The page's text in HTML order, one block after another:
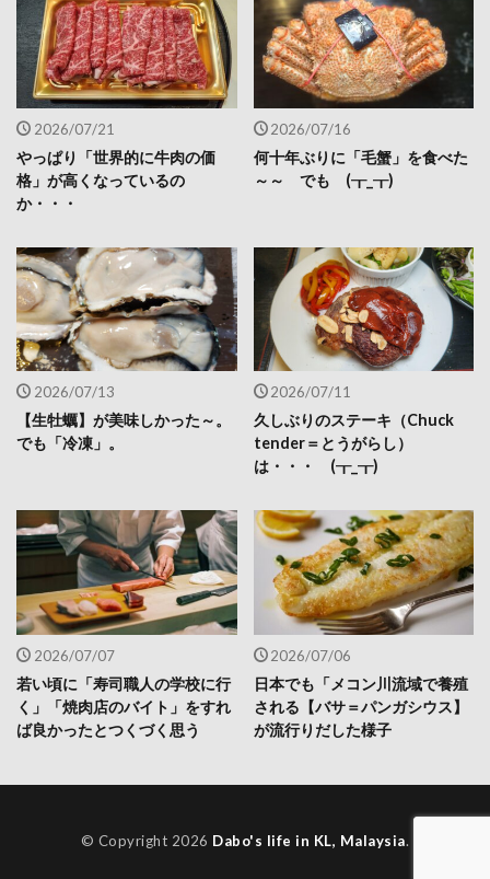
2026/07/21
やっぱり「世界的に牛肉の価
格」が高くなっているの
か・・・
2026/07/16
何十年ぶりに「毛蟹」を食べた
～～ でも (┰_┰)
2026/07/13
【生牡蠣】が美味しかった～。
でも「冷凍」。
2026/07/11
久しぶりのステーキ（Chuck
tender＝とうがらし）
は・・・ (┰_┰)
2026/07/07
若い頃に「寿司職人の学校に行
く」「焼肉店のバイト」をすれ
ば良かったとつくづく思う
2026/07/06
日本でも「メコン川流域で養殖
される【バサ＝パンガシウス】
が流行りだした様子
© Copyright 2026 Dabo's life in KL, Malaysia.